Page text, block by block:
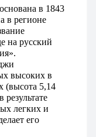
в 1843
в регионе
на русский
высоких в
(высота 5,14
легких и
его